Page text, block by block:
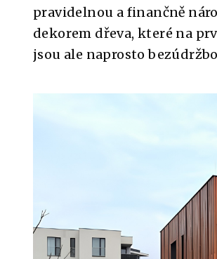
pravidelnou a finančně
dekorem dřeva, které na
jsou ale naprosto